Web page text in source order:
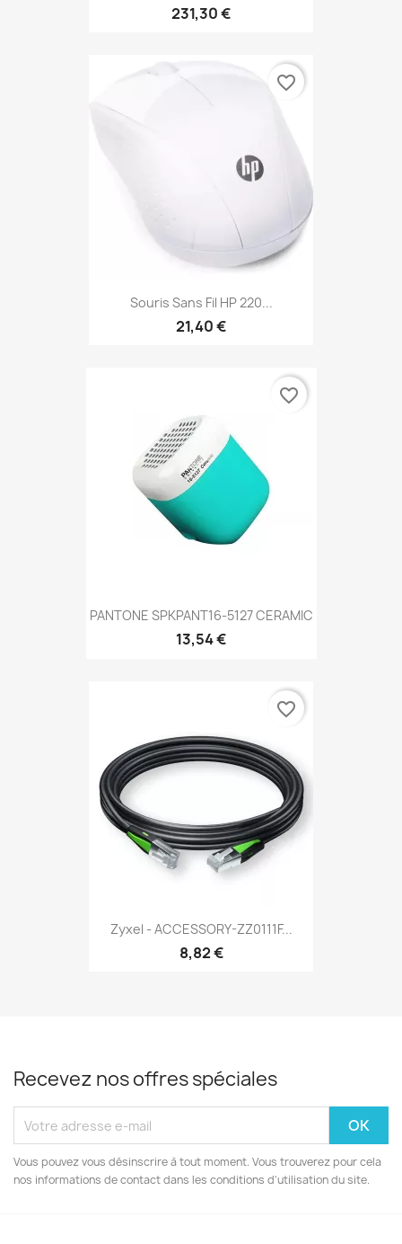
231,30 €
Souris Sans Fil HP 220...
21,40 €
favorite_border
PANTONE SPKPANT16-5127 CERAMIC
13,54 €
favorite_border
Zyxel - ACCESSORY-ZZ0111F...
8,82 €
favorite_border
Recevez nos offres spéciales
Vous pouvez vous désinscrire à tout moment. Vous trouverez pour cela
nos informations de contact dans les conditions d'utilisation du site.